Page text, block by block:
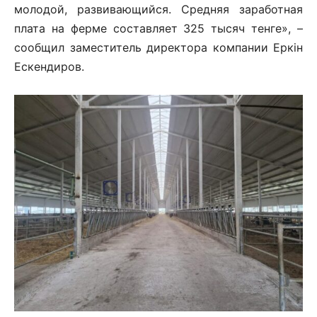
молодой, развивающийся. Средняя заработная
плата на ферме составляет 325 тысяч тенге», –
сообщил заместитель директора компании Еркін
Ескендиров.